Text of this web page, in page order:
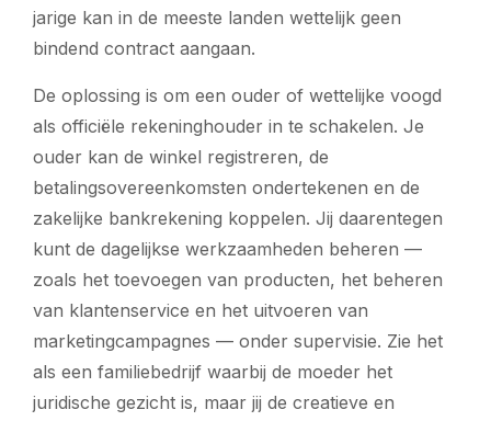
jarige kan in de meeste landen wettelijk geen
bindend contract aangaan.
De oplossing is om een ouder of wettelijke voogd
als officiële rekeninghouder in te schakelen. Je
ouder kan de winkel registreren, de
betalingsovereenkomsten ondertekenen en de
zakelijke bankrekening koppelen. Jij daarentegen
kunt de dagelijkse werkzaamheden beheren —
zoals het toevoegen van producten, het beheren
van klantenservice en het uitvoeren van
marketingcampagnes — onder supervisie. Zie het
als een familiebedrijf waarbij de moeder het
juridische gezicht is, maar jij de creatieve en